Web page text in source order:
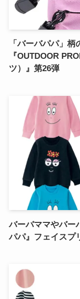
「バーバパパ」
『OUTDOOR
ツ）』第26弾
バーバママやバー
パパ』フェイスプ